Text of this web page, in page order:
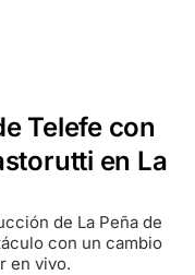
Telefe con
en La
de La Peña de
con un cambio
en vivo.